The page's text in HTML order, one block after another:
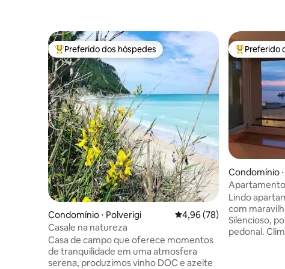
Entre os melhores preferidos dos hóspedes
Preferido dos hóspedes
Condomínio ⋅ Polverigi 4,96 de uma avaliação
4,96 (78)
Casale na natureza
Casa de campo que oferece momentos
de tranquilidade em uma atmosfera
serena, produzimos vinho DOC e azeite
Entre os
Preferido
Condomínio
Lindo
com
Silencioso,
pedonal. Climatizado.